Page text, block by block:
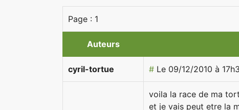
Page : 1
Auteurs
cyril-tortue # Le 09/12/2010 à
voila la race de ma
et je vais peut etre la